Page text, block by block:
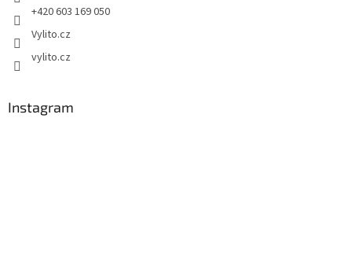
+420 603 169 050
Vylito.cz
vylito.cz
Instagram